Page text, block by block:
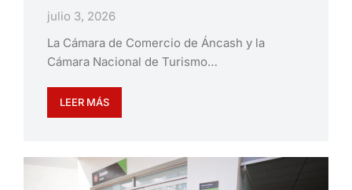
julio 3, 2026
La Cámara de Comercio de Áncash y la
Cámara Nacional de Turismo…
LEER MÁS